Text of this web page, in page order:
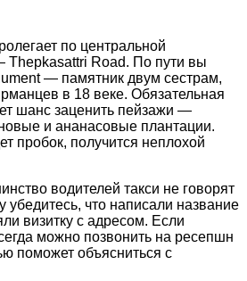
по центральной
Thepkasattri Road. По пути вы
— памятник двум сестрам,
в 18 веке. Обязательная
шанс заценить пейзажи —
и ананасовые плантации.
пробок, получится неплохой
водителей такси не говорят
убедитесь, что написали название
визитку с адресом. Если
можно позвонить на ресепшн
поможет объясниться с